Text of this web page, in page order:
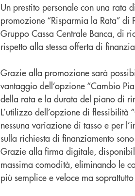
Un prestito personale con una rata
promozione “Risparmia la Rata”
Gruppo Cassa Centrale Banca, di
rispetto alla stessa offerta di
Grazie alla promozione sarà
vantaggio dell’opzione “Cambio
della rata e la durata del piano di
L’utilizzo dell’opzione di flessibilità
nessuna variazione di tasso e per
sulla richiesta di finanziamento
Grazie alla firma digitale,
massima comodità, eliminando le
più semplice e veloce ma